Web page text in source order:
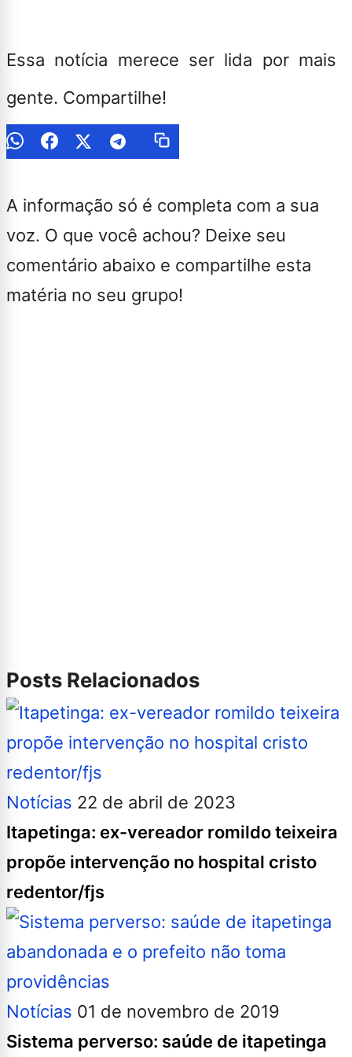
Essa notícia merece ser lida por mais
gente. Compartilhe!
A informação só é completa com a sua
voz. O que você achou? Deixe seu
comentário abaixo e compartilhe esta
matéria no seu grupo!
Posts Relacionados
Notícias 22 de abril de 2023
Itapetinga: ex-vereador romildo teixeira
propõe intervenção no hospital cristo
redentor/fjs
Notícias 01 de novembro de 2019
Sistema perverso: saúde de itapetinga